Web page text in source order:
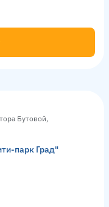
Бутовой,
парк Град"